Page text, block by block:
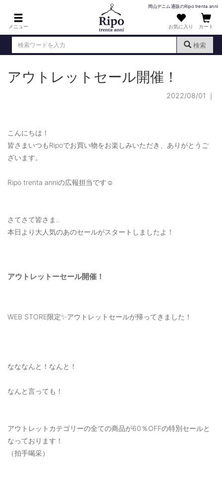
メニュー
岡山デニム通販のRipo trenta anni
お気に入り カート
検索
ログイン （ 新規会員登録 ）
PANTS : パンツ
TOPS : トップス
OUTERS : アウター
MENS : メンズ
お買い物カゴ
ご利用ガイド
アウトレットセール開催！
2022/08/01 ｜
こんにちは！
皆さまいつもRipoでお買い物をお楽しみいただき、ありがとうご
ざいます。
Ripo trenta anniの広報担当です☺
さてさて皆さま‥
本日より大人気のあのセールがスタートしましたよ！
アウトレットーセール開催！
WEB STORE限定✨アウトレットセールが帰ってきました！
なななんと！なんと！
なんと言っても！
アウトレットカテゴリーの全ての商品が60％OFFの特別セールと
なっております！
（拍手喝采）